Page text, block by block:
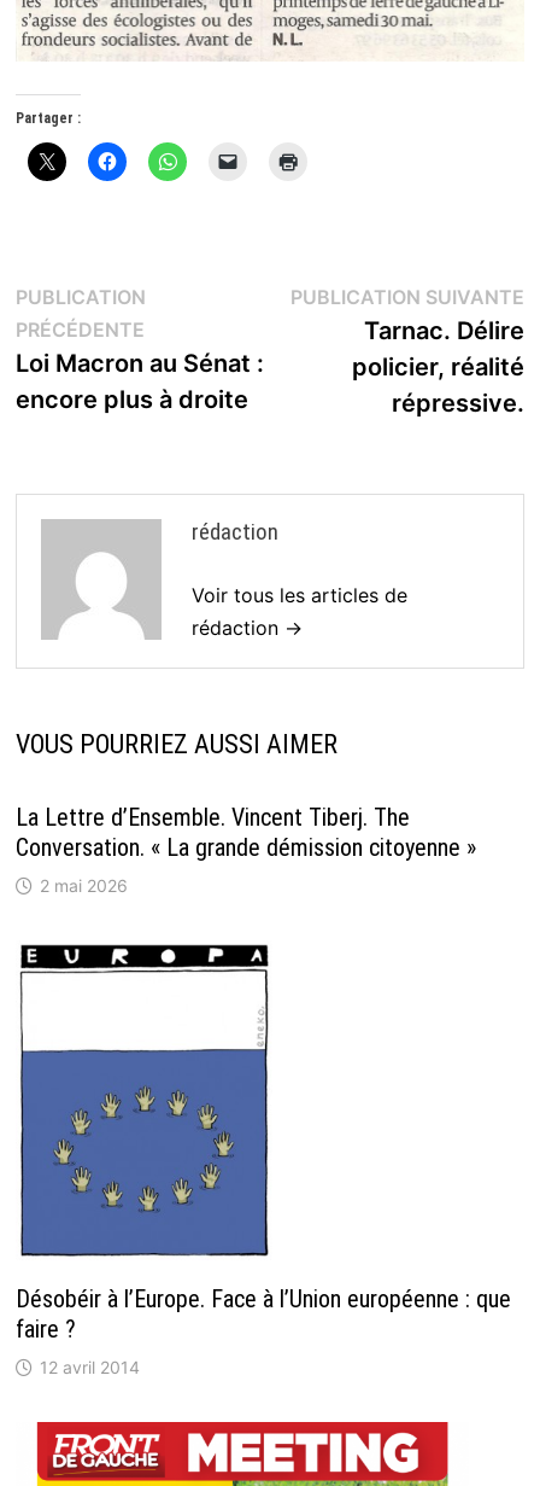
Partager :
Navigation
de
l’article
PUBLICATION
PRÉCÉDENTEPublication
précédente :
Loi Macron au Sénat :
encore plus à droite
PUBLICATION SUIVANTE
Tarnac. Délire
policier, réalité
répressive.
rédaction
Voir tous les articles de
rédaction →
VOUS POURRIEZ AUSSI AIMER
La Lettre d’Ensemble. Vincent Tiberj. The
Conversation. « La grande démission citoyenne »
2 mai 2026
Désobéir à l’Europe. Face à l’Union européenne : que
faire ?
12 avril 2014